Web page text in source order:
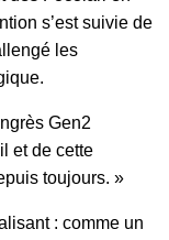
s’est suivie de
les
Gen2
et de cette
toujours. »
: comme un